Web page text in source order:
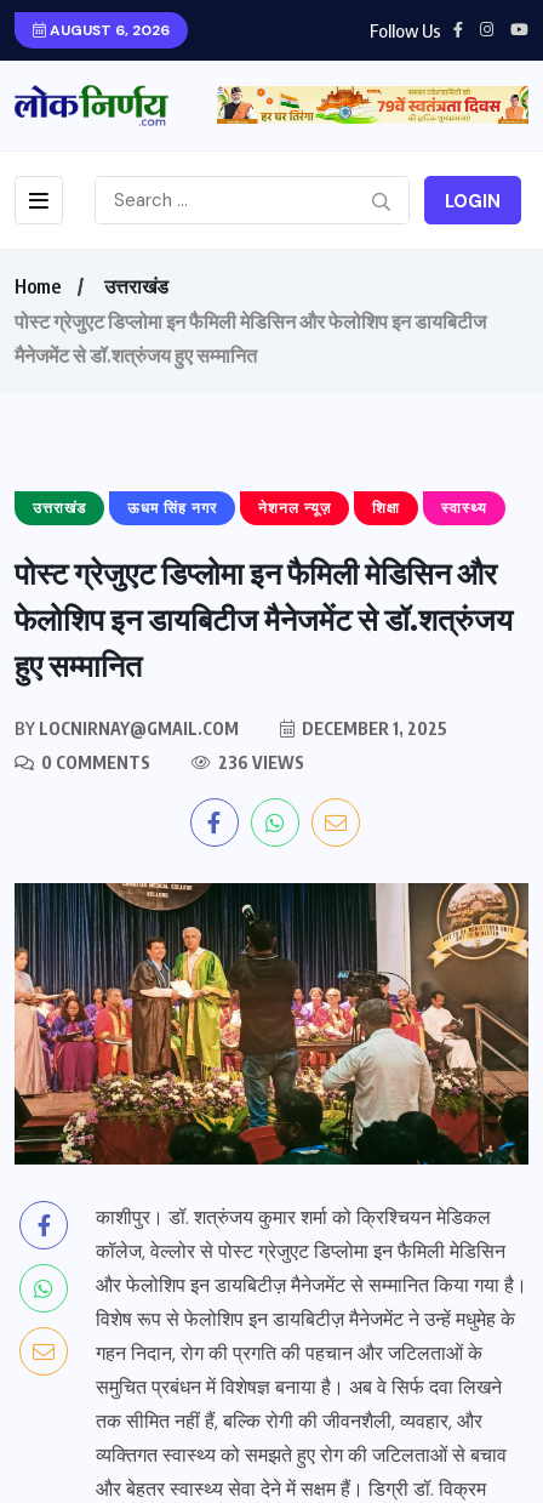
AUGUST 6, 2026 Follow Us
LOGIN
Home
उत्तराखंड
पोस्ट ग्रेजुएट डिप्लोमा इन फैमिली मेडिसिन और फेलोशिप इन डायबिटीज
मैनेजमेंट से डॉ.शत्रुंजय हुए सम्मानित
उत्तराखंड ऊधम सिंह नगर नेशनल न्यूज़ शिक्षा स्वास्थ्य
पोस्ट ग्रेजुएट डिप्लोमा इन फैमिली मेडिसिन और
फेलोशिप इन डायबिटीज मैनेजमेंट से डॉ.शत्रुंजय
हुए सम्मानित
BY LOCNIRNAY@GMAIL.COM
DECEMBER 1, 2025
0 COMMENTS
236 VIEWS
काशीपुर। डॉ. शत्रुंजय कुमार शर्मा को क्रिश्चियन मेडिकल
कॉलेज, वेल्लोर से पोस्ट ग्रेजुएट डिप्लोमा इन फैमिली मेडिसिन
और फेलोशिप इन डायबिटीज़ मैनेजमेंट से सम्मानित किया गया है।
विशेष रूप से फेलोशिप इन डायबिटीज़ मैनेजमेंट ने उन्हें मधुमेह के
गहन निदान, रोग की प्रगति की पहचान और जटिलताओं के
समुचित प्रबंधन में विशेषज्ञ बनाया है। अब वे सिर्फ दवा लिखने
तक सीमित नहीं हैं, बल्कि रोगी की जीवनशैली, व्यवहार, और
व्यक्तिगत स्वास्थ्य को समझते हुए रोग की जटिलताओं से बचाव
और बेहतर स्वास्थ्य सेवा देने में सक्षम हैं। डिग्री डॉ. विक्रम